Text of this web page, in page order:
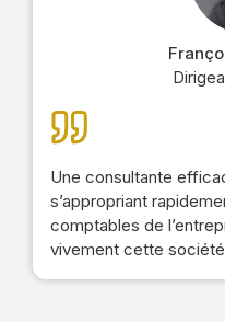
Une consultante
s’appropriant
comptables de
vivement cette